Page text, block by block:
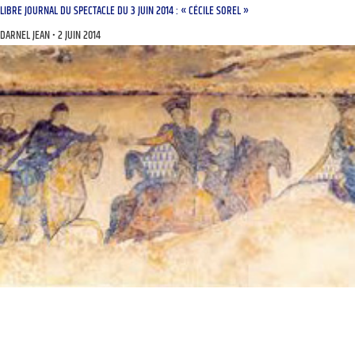
LIBRE JOURNAL DU SPECTACLE DU 3 JUIN 2014 : « CÉCILE SOREL »
DARNEL JEAN 2 JUIN 2014